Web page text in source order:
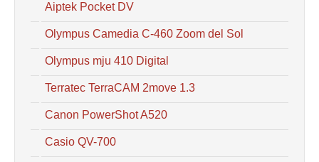
Aiptek Pocket DV
Olympus Camedia C-460 Zoom del Sol
Olympus mju 410 Digital
Terratec TerraCAM 2move 1.3
Canon PowerShot A520
Casio QV-700